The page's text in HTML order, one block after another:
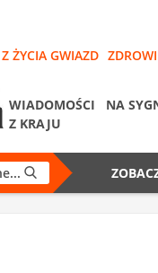
Z ŻYCIA GWIAZD
WIADOMOŚCI NA
Z KRAJU